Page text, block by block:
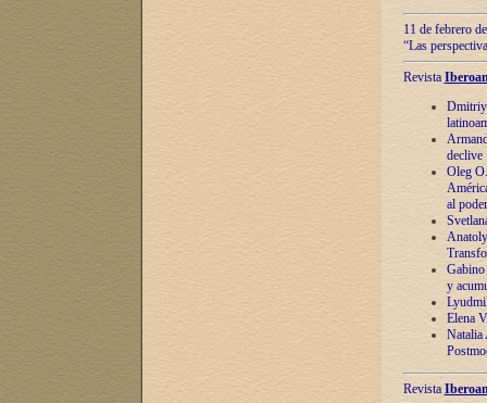
11 de febrero
“Las
Revista
Dmitriy
declive
Oleg
al poder
y
Elena
Natalia
Revista